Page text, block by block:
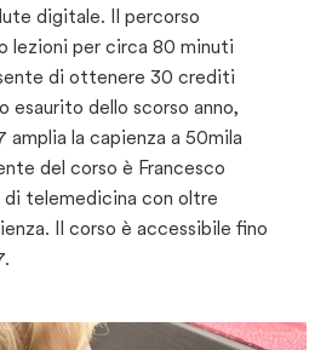
digitale. Il percorso
lezioni per circa 80 minuti
di ottenere 30 crediti
dello scorso anno,
amplia la capienza a 50mila
del corso è Francesco
telemedicina con oltre
Il corso è accessibile fino